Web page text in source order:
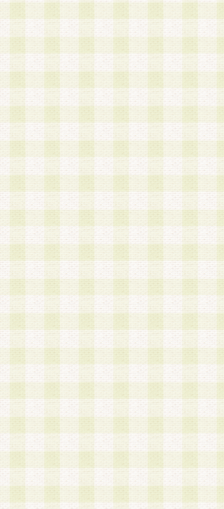
第5条 会員の登録情報
1.当社は、会員の登録情報に含まれる氏名・住所
アドレス等会員個人を識別できる情報を当社が別
シーポリシー
」に基づき適切に取り扱うものとし
は、当該個人情報を以下の各号に定める目的に利
す。なお、これら事項以外の目的で個人情報を利
かじめ会員の同意を得たうえで利用するものとし
a.本サービスの実施または運営
b.本サービスに係る謝礼、景品、調査サンプル品
c.会員からの電話、メール等の問い合わせなどへ
d.その他これらに付随する業務
2.当社は、会員個人を識別することのできる情報
会員情報を本人の承諾なく第三者に開示すること
人を識別できる情報について第三者に開示または
社は事前に会員本人の同意を得るものとします。
3.前項の定めに拘わらず、当社は、以下の目的に
意を 得ることなく、会員個人を識別できる情報
づき選定した委託業者に対して当社の責任におい
できるものとします。な お、当社は、当該委託
契約を締結しこれを遵守させるとともに、本規約
の注意をもって当該情報を使用させるものとし ま
a.本サービスに係る謝礼、景品、調査サンプル品
b.会員からの電話、メール等の問い合わせなどへ
c.モバイルリサーチ、またはグループ形式による
実施もしくは運営
d.その他これらに付随する業務
4.会員は、住所、電話番号その他の登録情報につ
合は、速やかに当社所定の変更手続きを行うもの
5.当社は、必要と認めた場合、会員に対して、電
手段により登録情報の対象者が会員登録者本人で
の内容が正確であること、アンケートの回答内容
うことができるものとます。
6.会員は、会員登録後当社が定期的に行う登録情
して、当社指定の期間内に更新手続きを行うもの
該期間内に更新手続きを行わない場合、その時点
発行したポイントは失効されるものとします。